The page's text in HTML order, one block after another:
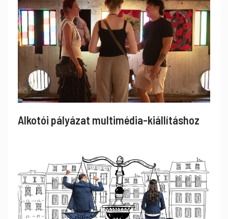
Alkotói pályázat multimédia-kiállításhoz